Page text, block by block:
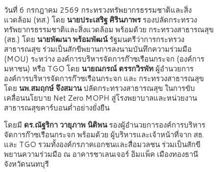
วันที่ 6 กรกฎาคม 2569 กระทรวงทรัพยากรธรรมชาติและสิ่ง
แวดล้อม (ทส.) โดย นายประเสริฐ ศิรินภาพรรองปลัดกระทรวง
ทรัพยากรธรรมชาติและสิ่งแวดล้อม พร้อมด้วย กระทรวงสาธารณสุข
(สธ.) โดย นายพัฒนา พร้อมพัฒน์รัฐมนตรีว่าการกระทรวง
สาธารณสุข ร่วมเป็นสักขีพยานการลงนามบันทึกความร่วมมือ
(MOU) ระหว่าง องค์การบริหารจัดการก๊าซเรือนกระจก (องค์การ
มหาชน) หรือ TGO โดย นายณกรณ์ ตรรกวิรพัท ผู้อำนวยการ
องค์การบริหารจัดการก๊าซเรือนกระจก และ กระทรวงสาธารณสุข
โดย นพ.สมฤกษ์ จึงสมานปลัดกระทรวงสาธารณสุข ในการขับ
เคลื่อนนโยบาย Net Zero MOPH สู่โรงพยาบาลและหน่วยงาน
สาธารณสุขคาร์บอนต่ำอย่างยั่งยืน
โดยมี ดร.ณัฐริกา วายุภาพ นิติพนรองผู้อำนวยการองค์การบริหาร
จัดการก๊าซเรือนกระจก พร้อมด้วย ผู้บริหารและเจ้าหน้าที่จาก สธ.
และ TGO รวมทั้งองค์กรภาคเอกชนและสื่อมวลชน ร่วมเป็นสักขี
พยานความร่วมมือ ณ อาคารชาเลนเจอร์ อิมแพ็ค เมืองทองธานี
จังหวัดนนทบุรี